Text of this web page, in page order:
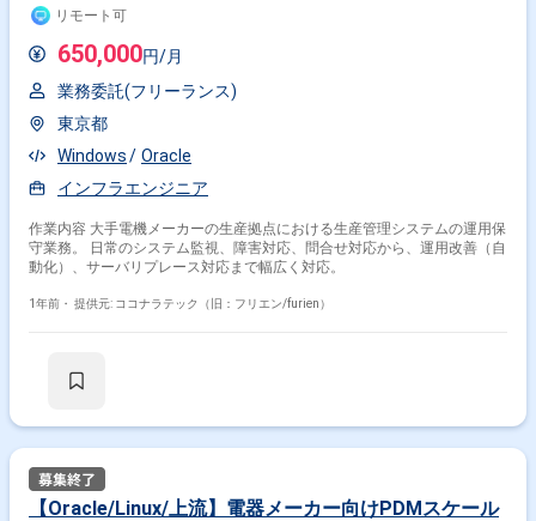
リモート可
650,000円/月
業務委託(フリーランス)
東京都
Windows
Oracle
インフラエンジニア
作業内容 大手電機メーカーの生産拠点における生産管理システムの運用保
守業務。 日常のシステム監視、障害対応、問合せ対応から、運用改善（自
動化）、サーバリプレース対応まで幅広く対応。
1年前・ 提供元: ココナラテック（旧：フリエン/furien）
【Oracle/Linux/上流】電器メーカー向けPDMスケール